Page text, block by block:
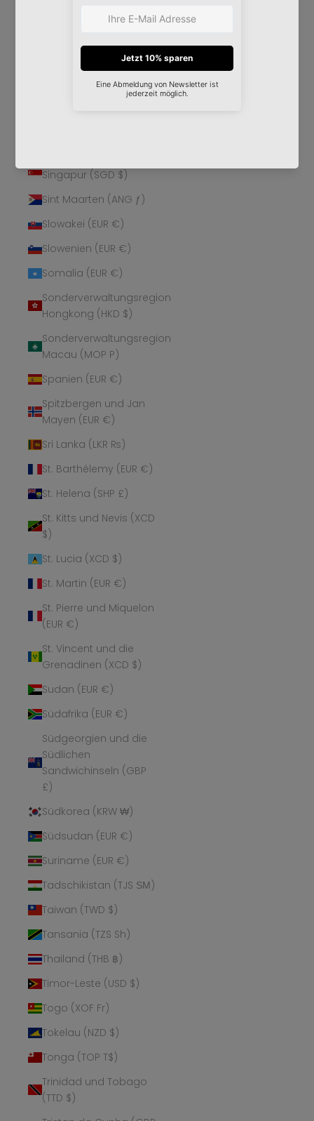
Schweiz (CHF CHF)
Senegal (XOF Fr)
Seychellen (EUR €)
Singapur (SGD $)
Sint Maarten (ANG ƒ)
Slowakei (EUR €)
Slowenien (EUR €)
Somalia (EUR €)
Sonderverwaltungsregion
Hongkong (HKD $)
Sonderverwaltungsregion
Macau (MOP P)
Spanien (EUR €)
Spitzbergen und Jan
Mayen (EUR €)
Sri Lanka (LKR ₨)
St. Barthélemy (EUR €)
St. Helena (SHP £)
St. Kitts und Nevis (XCD
$)
St. Lucia (XCD $)
St. Martin (EUR €)
St. Pierre und Miquelon
(EUR €)
St. Vincent und die
Grenadinen (XCD $)
Sudan (EUR €)
Südafrika (EUR €)
Südgeorgien und die
Südlichen
Sandwichinseln (GBP
£)
Südkorea (KRW ₩)
Südsudan (EUR €)
Suriname (EUR €)
Tadschikistan (TJS ЅМ)
Taiwan (TWD $)
Tansania (TZS Sh)
Thailand (THB ฿)
Timor-Leste (USD $)
Togo (XOF Fr)
Tokelau (NZD $)
Tonga (TOP T$)
Trinidad und Tobago
(TTD $)